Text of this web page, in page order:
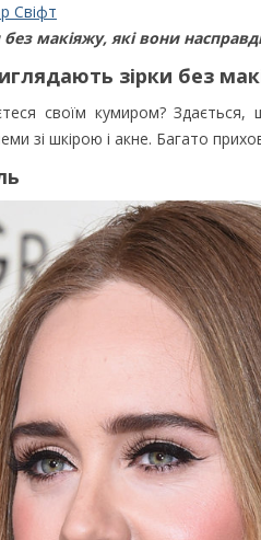
Свіфт
без макіяжу, які вони
зірки без
своїм кумиром? Здається,
зі шкірою і акне. Багато